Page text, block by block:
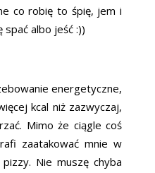
co robię to śpię, jem i
spać albo jeść :))
energetyczne,
kcal niż zazwyczaj,
Mimo że ciągle coś
zaatakować mnie w
Nie muszę chyba